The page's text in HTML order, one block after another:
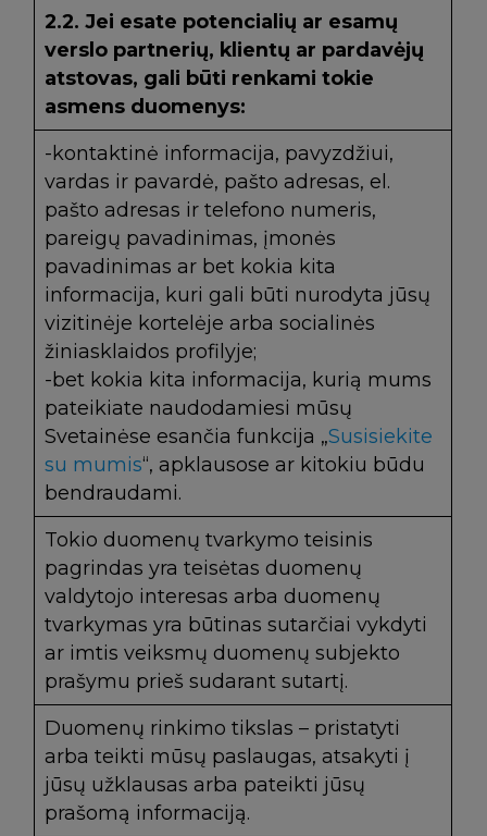
2.2. Jei esate potencialių ar esamų
verslo partnerių, klientų ar pardavėjų
atstovas, gali būti renkami tokie
asmens duomenys:
-kontaktinė informacija, pavyzdžiui,
vardas ir pavardė, pašto adresas, el.
pašto adresas ir telefono numeris,
pareigų pavadinimas, įmonės
pavadinimas ar bet kokia kita
informacija, kuri gali būti nurodyta jūsų
vizitinėje kortelėje arba socialinės
žiniasklaidos profilyje;
-bet kokia kita informacija, kurią mums
pateikiate naudodamiesi mūsų
Svetainėse esančia funkcija „Susisiekite
su mumis“, apklausose ar kitokiu būdu
bendraudami.
Tokio duomenų tvarkymo teisinis
pagrindas yra teisėtas duomenų
valdytojo interesas arba duomenų
tvarkymas yra būtinas sutarčiai vykdyti
ar imtis veiksmų duomenų subjekto
prašymu prieš sudarant sutartį.
Duomenų rinkimo tikslas – pristatyti
arba teikti mūsų paslaugas, atsakyti į
jūsų užklausas arba pateikti jūsų
prašomą informaciją.